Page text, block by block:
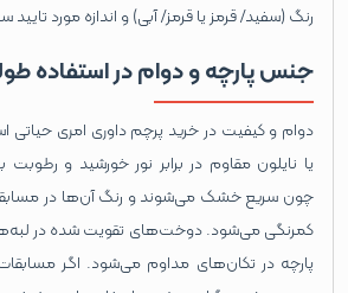
رنگ (سفید/ قرمز یا قرمز/ آبی) و اندازه مورد
جنس پارچه و دوام در استفاده
دوام و کیفیت در خرید پرچم داوری امری حیاتی
یا نایلون مقاوم در برابر نور خورشید و
چون سریع خشک می‌شوند و رنگ آن‌ها در
کمرنگی می‌شود. دوخت‌های تقویت ‌شده در
پارچه در تکان‌های مداوم می‌شود. اگر